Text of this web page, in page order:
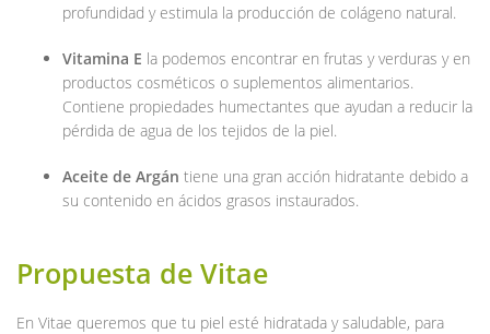
profundidad y estimula la producción de colágeno natural.
Vitamina E la podemos encontrar en frutas y verduras y en
productos cosméticos o suplementos alimentarios.
Contiene propiedades humectantes que ayudan a reducir la
pérdida de agua de los tejidos de la piel.
Aceite de Argán tiene una gran acción hidratante debido a
su contenido en ácidos grasos instaurados.
Propuesta de Vitae
En Vitae queremos que tu piel esté hidratada y saludable, para